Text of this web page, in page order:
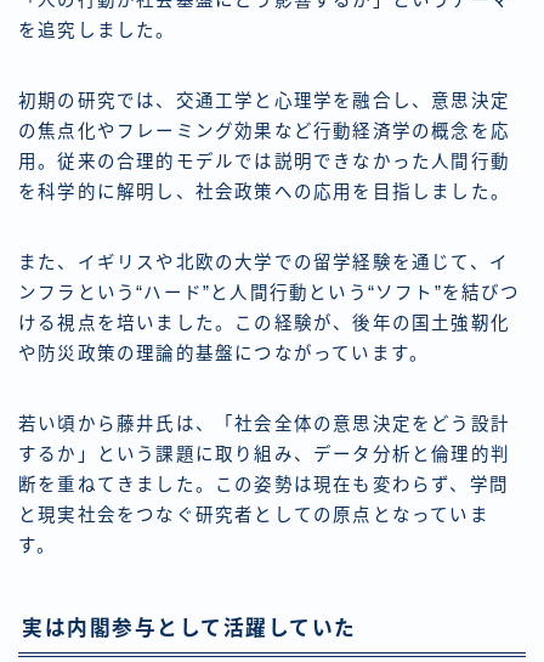
を追究しました。
初期の研究では、交通工学と心理学を融合し、意思決定
の焦点化やフレーミング効果など行動経済学の概念を応
用。従来の合理的モデルでは説明できなかった人間行動
を科学的に解明し、社会政策への応用を目指しました。
また、イギリスや北欧の大学での留学経験を通じて、イ
ンフラという“ハード”と人間行動という“ソフト”を結びつ
ける視点を培いました。この経験が、後年の国土強靭化
や防災政策の理論的基盤につながっています。
若い頃から藤井氏は、「社会全体の意思決定をどう設計
するか」という課題に取り組み、データ分析と倫理的判
断を重ねてきました。この姿勢は現在も変わらず、学問
と現実社会をつなぐ研究者としての原点となっていま
す。
実は内閣参与として活躍していた